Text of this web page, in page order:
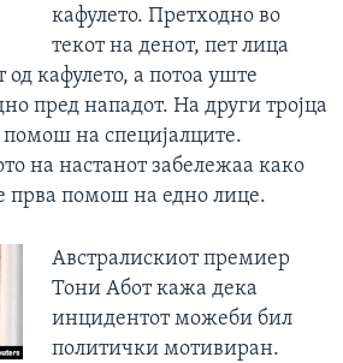
кафулето. Претходно во
текот на денот, пет лица
од кафулето, а потоа уште
пред нападот. На други тројца
помош на специјалците.
на настанот забележаа како
прва помош на едно лице.
Австралискиот премиер
Тони Абот кажа дека
инцидентот можеби бил
политички мотивиран.